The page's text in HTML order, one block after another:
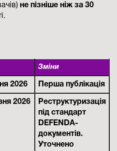
не пізніше ніж за 30
Зміни
2026 Перша публікація
2026
Реструктуризація
під стандарт
DEFENDA-
документів.
Уточнено